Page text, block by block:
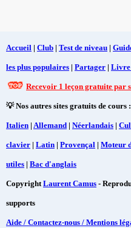
Accueil | Club | Test de niveau |
les plus populaires | Partager |
Recevoir 1 leçon gratuite par
💡 Nos autres sites gratuits de cours :
Italien | Allemand | Néerlandais |
clavier | Latin | Provençal | Moteur
utiles | Bac d'anglais
CopyrightLaurent Camus -
supports
Aide / Contactez-nous / Mentions